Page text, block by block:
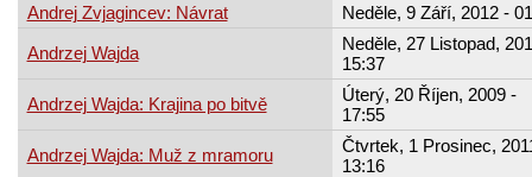
Andrej Zvjagincev: Návrat
Neděle, 9 Září, 2012 -
Andrzej Wajda
Neděle, 27 Listopad,
15:37
Andrzej Wajda: Krajina po bitvě
Úterý, 20 Říjen, 2009 -
17:55
Andrzej Wajda: Muž z mramoru
Čtvrtek, 1 Prosinec,
13:16